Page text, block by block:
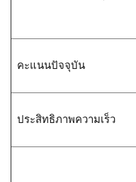
คะแนนปัจจุบัน
ประสิทธิภาพความเร็ว